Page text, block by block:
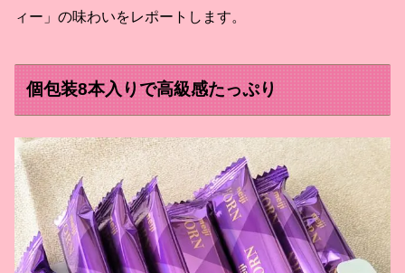
ィー」の味わいをレポートします。
個包装8本入りで高級感たっぷり